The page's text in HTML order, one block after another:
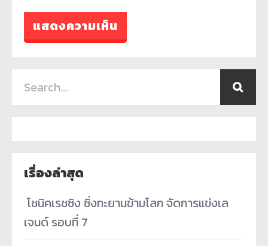
เรื่องล่าสุด
­ โซนิคเรซซิง ซิ่งทะยานข้ามโลก จัดการแข่งเล
เจนด์ รอบที่ 7